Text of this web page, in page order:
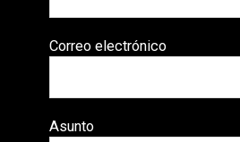
Correo electrónico
Asunto